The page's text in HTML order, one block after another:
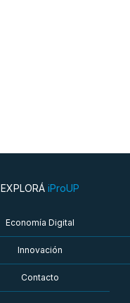
EXPLORÁ iProUP
Economía Digital
Innovación
Contacto